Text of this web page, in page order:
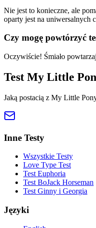
Nie jest to konieczne, ale
oparty jest na uniwersalnych
Czy mogę powtórzyć
Oczywiście! Śmiało
Test My Little
Jaką postacią z My Little
Inne Testy
Wszystkie Testy
Love Type Test
Test Euphoria
Test BoJack Horseman
Test Ginny i Georgia
Języki